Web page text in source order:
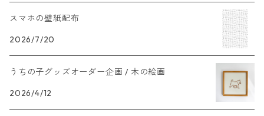
スマホの壁紙配布
2026/7/20
うちの子グッズオーダー企画 / 木の絵画
2026/4/12